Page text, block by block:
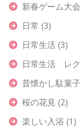
新春ゲーム大会
日常 (3)
日常生活 (3)
日常生活 レ
昔懐かし駄菓
桜の花見 (2)
楽しい入浴 (1)